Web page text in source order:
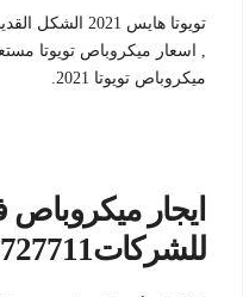
تويوتا هايس
, اسعار ميكروباص تويوتا
ميكروباص تويوتا 2021.
للشركات01101727711